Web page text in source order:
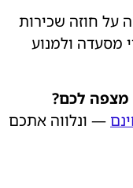
חוזה שכירות
ולמנוע
לכם?
— ונלווה אתכם